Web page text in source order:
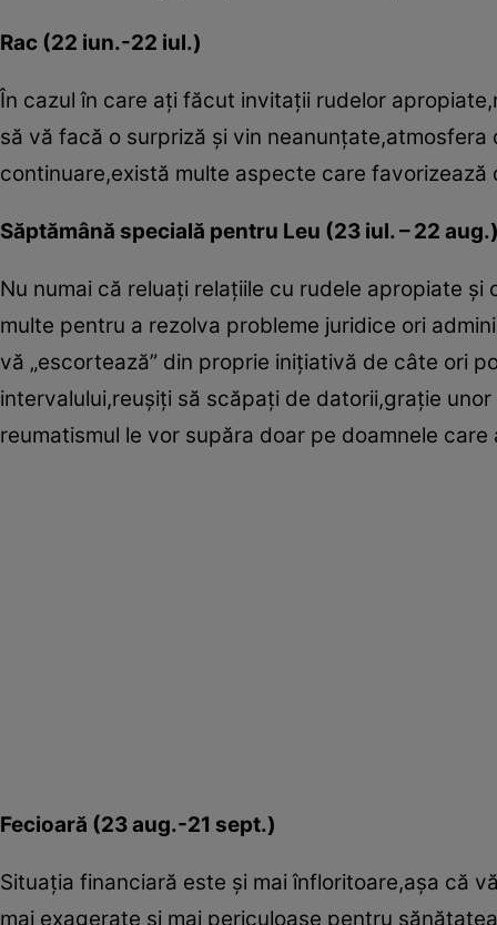
Rac (22 iun.-22 iul.)
În cazul în care aţi făcut invitaţii rudelor
să vă facă o surpriză şi vin
continuare,există multe aspecte care
Săptămână specială pentru Leu (23 iul. – 22 aug.
Nu numai că reluaţi relaţiile cu rudele apropiate
multe pentru a rezolva probleme juridice ori
vă „escortează” din proprie iniţiativă de câte ori
intervalului,reuşiţi să scăpaţi de datorii,graţie
reumatismul le vor supăra doar pe doamnele
Fecioară (23 aug.-21 sept.)
Situaţia financiară este şi mai înfloritoare,aşa că
mai exagerate şi mai periculoase pentru